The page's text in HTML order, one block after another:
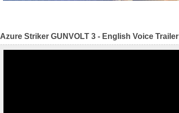
Azure Striker GUNVOLT 3 - English Voice Trailer